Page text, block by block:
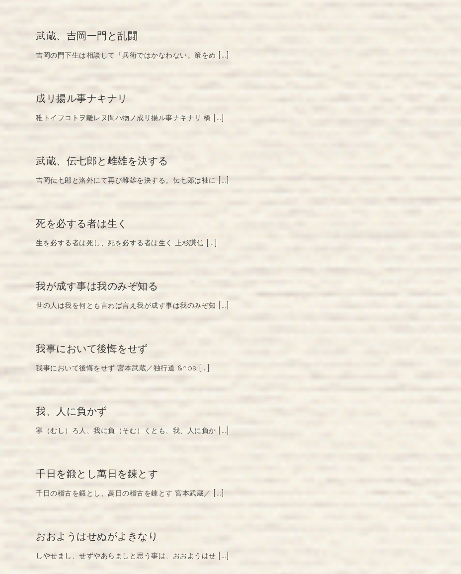
武蔵、吉岡一門と乱闘
吉岡の門下生は相談して「兵術ではかなわない。策をめ […]
成リ揚ル事ナキナリ
稚トイフコトヲ離レヌ間ハ物ノ成リ揚ル事ナキナリ 橋 […]
武蔵、伝七郎と雌雄を決する
吉岡伝七郎と洛外にて再び雌雄を決する。伝七郎は袖に […]
死を必する者は生く
生を必する者は死し、死を必する者は生く 上杉謙信 […]
我が成す事は我のみぞ知る
世の人は我を何とも言わば言え我が成す事は我のみぞ知 […]
我事において後悔をせず
我事において後悔をせず 宮本武蔵／独行道 &nbs […]
我、人に負かず
寧（むし）ろ人、我に負（そむ）くとも、我、人に負か […]
千日を鍛とし萬日を錬とす
千日の稽古を鍛とし、萬日の稽古を錬とす 宮本武蔵／ […]
おおようはせぬがよきなり
しやせまし、せずやあらましと思う事は、おおようはせ […]